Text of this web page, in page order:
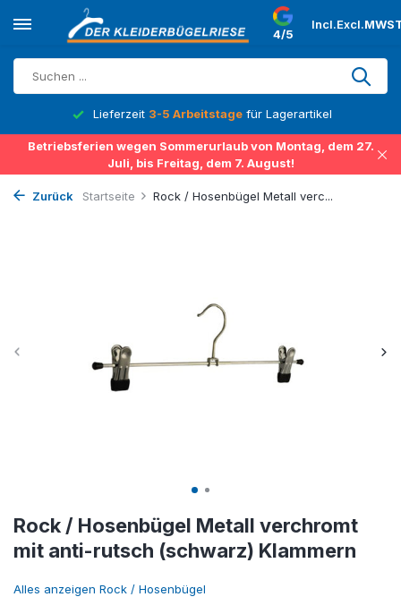
4/5
Incl.Excl.
Lieferzeit 3-5 Arbeitstage für Lagerartikel
Betriebsferien wegen Sommerurlaub von Montag, dem 27.
Juli, bis Freitag, dem 7. August!
Zurück Startseite Rock / Hosenbügel Metall verc...
Rock / Hosenbügel Metall verchromt
mit anti-rutsch (schwarz) Klammern
Alles anzeigen Rock / Hosenbügel